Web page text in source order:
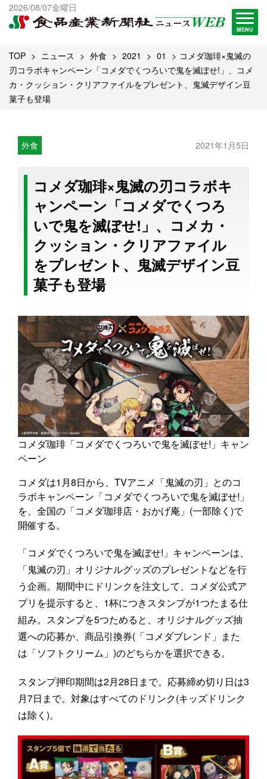
2026/08/07金曜日
MENU
出版物一覧へ
試読・購読申し込み
TOP ニュース 外食 2021 01
コメダ珈琲×鬼滅の
刃コラボキャンペーン「コメダでくつろいで鬼を滅ぼせ!」、コメ
カ・クッション・クリアファイルをプレゼント、鬼滅デザイン豆
菓子も登場
外食 2021年1月5日
コメダ珈琲×鬼滅の刃コラボキ
ャンペーン「コメダでくつろ
いで鬼を滅ぼせ!」、コメカ・
クッション・クリアファイル
をプレゼント、鬼滅デザイン豆
菓子も登場
コメダ珈琲「コメダでくつろいで鬼を滅ぼせ!」キャン
ペーン
コメダは1月8日から、TVアニメ「鬼滅の刃」とのコ
ラボキャンペーン「コメダでくつろいで鬼を滅ぼせ!」
を、全国の「コメダ珈琲店・おかげ庵」(一部除く)で
開催する。
「コメダでくつろいで鬼を滅ぼせ!」キャンペーンは、
「鬼滅の刃」オリジナルグッズのプレゼントなどを行
う企画。期間中にドリンクを注文して、コメダ公式ア
プリを提示すると、1杯につきスタンプが1つたまる仕
組み。スタンプを5つためると、オリジナルグッズ抽
選への応募か、商品引換券(「コメダブレンド」また
は「ソフトクリーム」)のどちらかを選択できる。
スタンプ押印期間は2月28日まで。応募締め切り日は3
月7日まで。対象はすべてのドリンク(キッズドリンク
は除く)。